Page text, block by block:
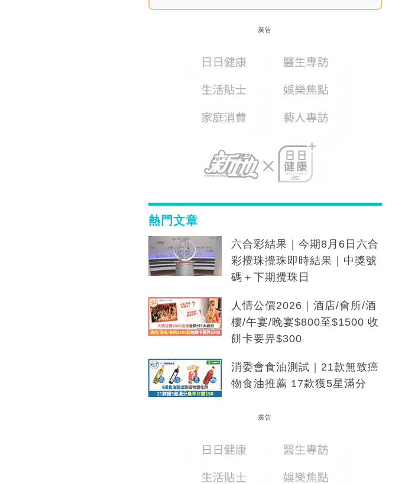
廣告
熱門文章
六合彩結果｜今期8月6日六合
彩攪珠攪珠即時結果｜中獎號
碼＋下期攪珠日
人情公價2026｜酒店/會所/酒
樓/午宴/晚宴$800至$1500 收
餅卡要畀$300
消委會食油測試｜21款無致癌
物食油推薦 17款獲5星滿分
廣告